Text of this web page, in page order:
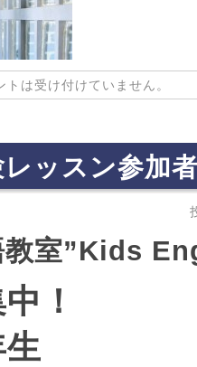
トは受け付けていません。
ッスン参加
教室”Kids
！